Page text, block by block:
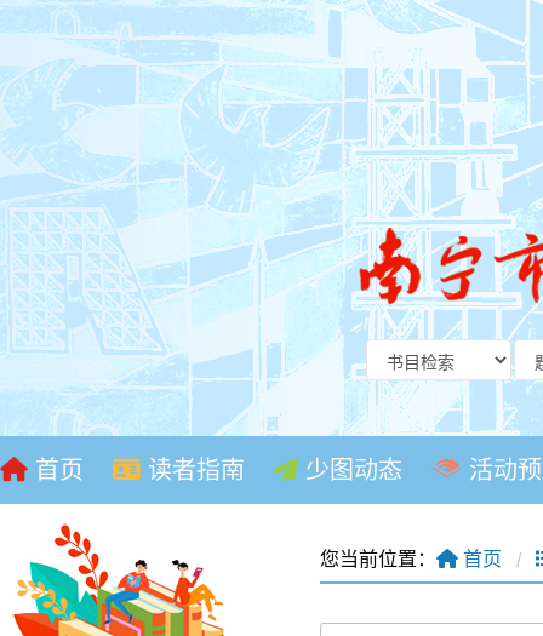
首页 读者指南 少图动态 活动
您当前位置： 首页